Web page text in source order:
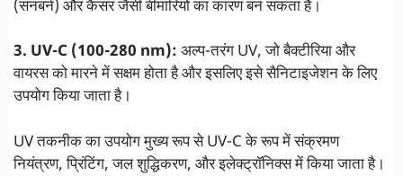
(सनबर्न) और कैंसर जैसी बीमारियों का कारण बन सकता है।
3. UV-C (100-280 nm): अल्प-तरंग UV, जो बैक्टीरिया और
वायरस को मारने में सक्षम होता है और इसलिए इसे सैनिटाइजेशन के लिए
उपयोग किया जाता है।
UV तकनीक का उपयोग मुख्य रूप से UV-C के रूप में संक्रमण
नियंत्रण, प्रिंटिंग, जल शुद्धिकरण, और इलेक्ट्रॉनिक्स में किया जाता है।